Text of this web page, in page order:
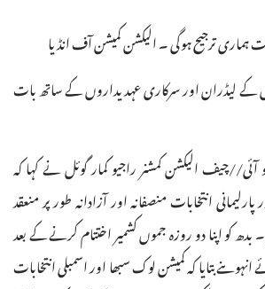
ہماری ترجیح ہوگی ۔ الیکشن کمیشن آف انڈیا
کے لیڈران اور سرکاری عہدیداروں کے ساتھ بات
وی او آئی//چیف الیکشن کمشنر راجیو کمار گوئل نے کہا کہ
انتخابات منصفانہ اور آزادانہ طور پر منعقد
کو اپنا دو روزہ جموں کشمیر اختتام کرنے کے بعد
بتایا کہ کمیشن لوک سبھا اور اسمبلی انتخابات